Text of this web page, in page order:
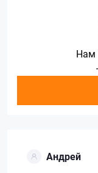
Нам
Андрей